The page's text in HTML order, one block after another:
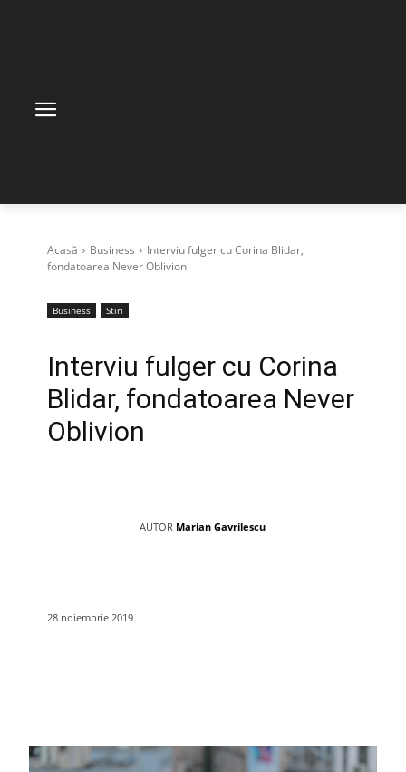
Acasă Business
Interviu fulger cu Corina Blidar,
fondatoarea Never Oblivion
Business Stiri
Interviu fulger cu Corina
Blidar, fondatoarea Never
Oblivion
AUTOR Marian Gavrilescu
28 noiembrie 2019